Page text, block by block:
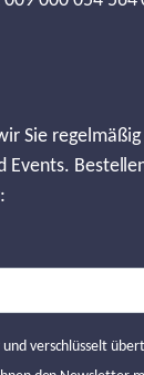
Sie
Events.
verschlüsselt